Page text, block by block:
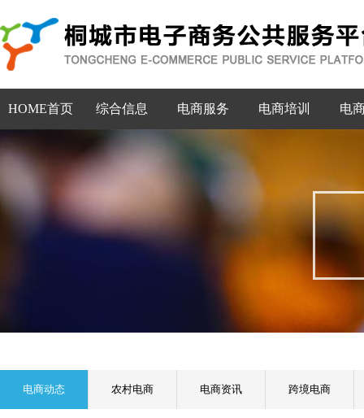
HOME首页 综合信息 电商服务 电商培训 电
电商动态 农村电商 电商资讯 跨境电商